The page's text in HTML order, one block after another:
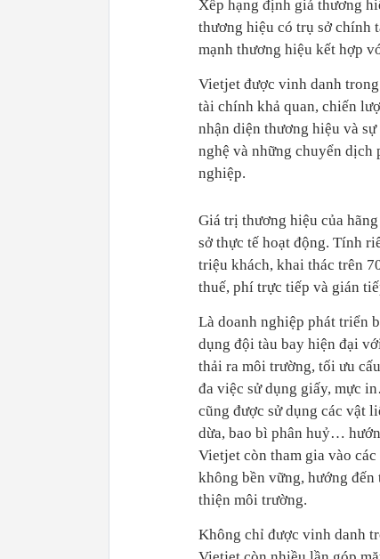
Xếp hạng định giá thương
thương hiệu có trụ sở chính
mạnh thương hiệu kết hợp
Vietjet được vinh danh
tài chính khả quan, chiến
nhận diện thương hiệu và
nghệ và những chuyển dịch
nghiệp.
Giá trị thương hiệu của
sở thực tế hoạt động. Tính
triệu khách, khai thác trên
thuế, phí trực tiếp và gián
Là doanh nghiệp phát triển
dụng đội tàu bay hiện đại
thải ra môi trường, tối ưu
đa việc sử dụng giấy, mực
cũng được sử dụng các vật
dừa, bao bì phân huỷ…
Vietjet còn tham gia vào
không bền vững, hướng đến
thiện môi trường.
Không chỉ được vinh danh